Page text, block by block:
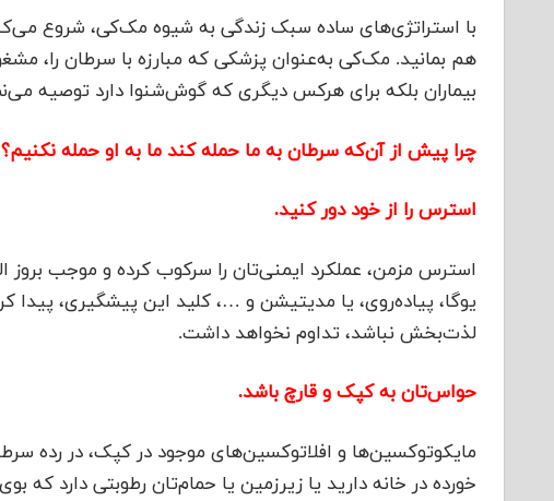
با استراتژی‌های ساده سبک زندگی به شیوه مک‌کی، شروع
هم بمانید. مک‌کی به‌عنوان پزشکی که مبارزه با سرطان را،
بیماران بلکه برای هرکس دیگری که گوش‌شنوا دارد توصیه
چرا پیش از آن‌که سرطان به ما حمله کند ما به او حمله نکنیم؟
استرس را از خود دور کنید.
استرس مزمن، عملکرد ایمنی‌تان را سرکوب کرده و موجب
یوگا، پیاده‌روی، یا مدیتیشن و …، کلید این پیشگیری،
لذت‌بخش نباشد، تداوم نخواهد داشت.
حواس‌تان به کپک و قارچ باشد.
مایکوتوکسین‌ها و افلاتوکسین‌های موجود در کپک، در رده
خورده در خانه دارید یا زیرزمین یا حمام‌تان رطوبتی دارد